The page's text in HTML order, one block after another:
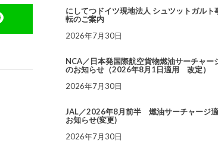
にしてつドイツ現地法人 シュツットガルト
転のご案内
2026年7月30日
NCA／日本発国際航空貨物燃油サーチャー
のお知らせ（2026年8月1日適用 改定）
2026年7月30日
JAL／2026年8月前半 燃油サーチャージ
お知らせ(変更)
2026年7月30日